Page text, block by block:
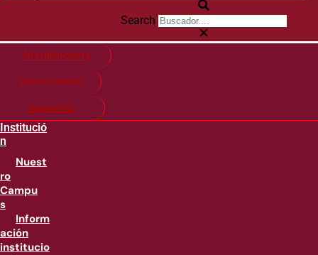
Search
Citas financieras
Guía de matricula
Pago en línea
Institució
n
Nuest
ro
Campu
s
Inform
ación
institucio